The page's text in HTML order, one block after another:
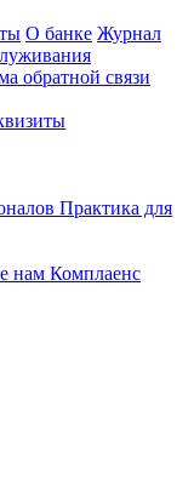
О банке Журнал
обратной связи
Практика для
нам Комплаенс